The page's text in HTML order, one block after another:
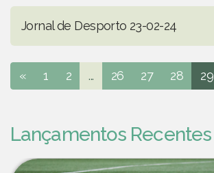
Jornal de Desporto 23-02-24
« 1 2 ... 26 27 28 29
Lançamentos Recentes